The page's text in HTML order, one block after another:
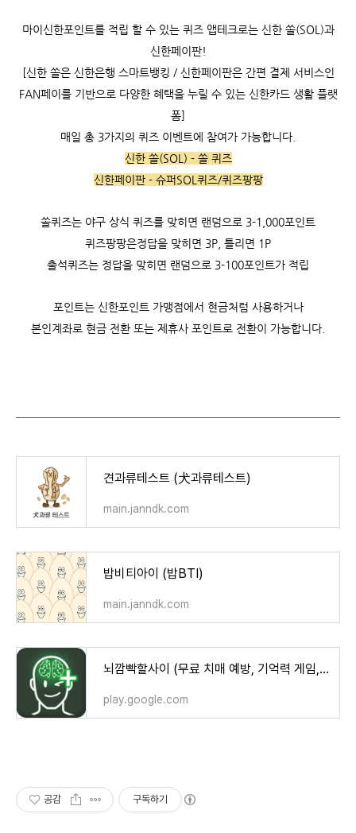
마이신한포인트를 적립 할 수 있는 퀴즈 앱테크로는 신한 쏠(SOL)과
신한페이판!
[신한 쏠은 신한은행 스마트뱅킹 / 신한페이판은 간편 결제 서비스인
FAN페이를 기반으로 다양한 혜택을 누릴 수 있는 신한카드 생활 플랫
폼]
매일 총 3가지의 퀴즈 이벤트에 참여가 가능합니다.
신한 쏠(SOL) - 쏠 퀴즈
신한페이판 - 슈퍼SOL퀴즈/퀴즈팡팡
쏠퀴즈는 야구 상식 퀴즈를 맞히면 랜덤으로 3-1,000포인트
퀴즈팡팡은정답을 맞히면 3P, 틀리면 1P
출석퀴즈는 정답을 맞히면 랜덤으로 3-100포인트가 적립
포인트는 신한포인트 가맹점에서 현금처럼 사용하거나
본인계좌로 현금 전환 또는 제휴사 포인트로 전환이 가능합니다.
견과류테스트 (犬과류테스트)
main.janndk.com
밥비티아이 (밥BTI)
main.janndk.com
뇌깜빡할사이 (무료 치매 예방, 기억력 게임, 뇌훈련) - Google Play 앱
play.google.com
공감 구독하기